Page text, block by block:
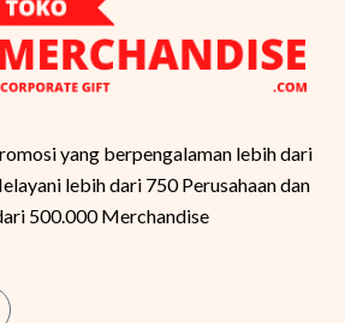
yang berpengalaman lebih dari
lebih dari 750 Perusahaan dan
500.000 Merchandise